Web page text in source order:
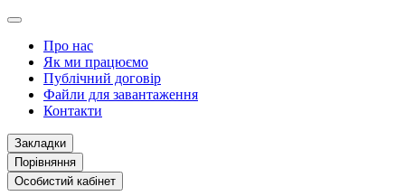
Про нас
Як ми працюємо
Публічний договір
Файли для завантаження
Контакти
Закладки
Порівняння
Особистий кабінет